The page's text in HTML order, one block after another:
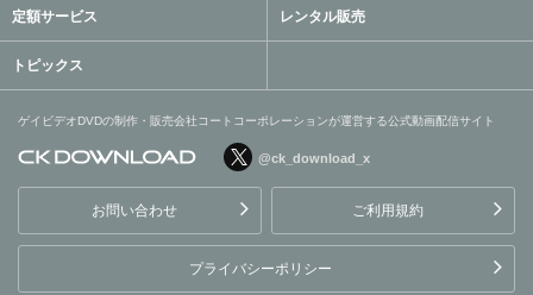
定額サービス レンタル販売
トピックス
ゲイビデオDVDの制作・販売会社コートコーポレーションが運営する公式動画配信サイト
ョンが運営する公式動画配
信サイト
@ck_download_x
お問い合わせ ご利用規約
プライバシーポリシー